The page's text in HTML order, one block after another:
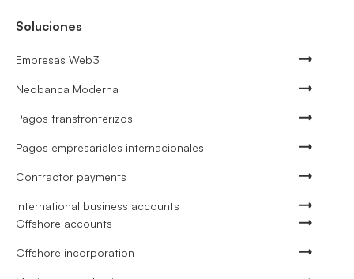
Soluciones
Empresas Web3
Neobanca Moderna
Pagos transfronterizos
Pagos empresariales internacionales
Contractor payments
International business accounts
Offshore accounts
Offshore incorporation